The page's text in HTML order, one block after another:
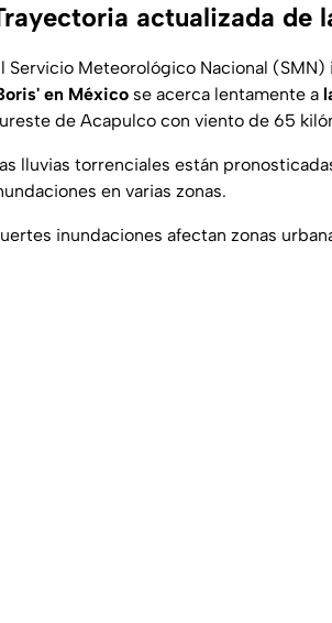
actualizada de
Servicio Meteorológico Nacional
en México se acerca lentamente a
de Acapulco con viento de 65
lluvias torrenciales están
en varias zonas.
inundaciones afectan zonas